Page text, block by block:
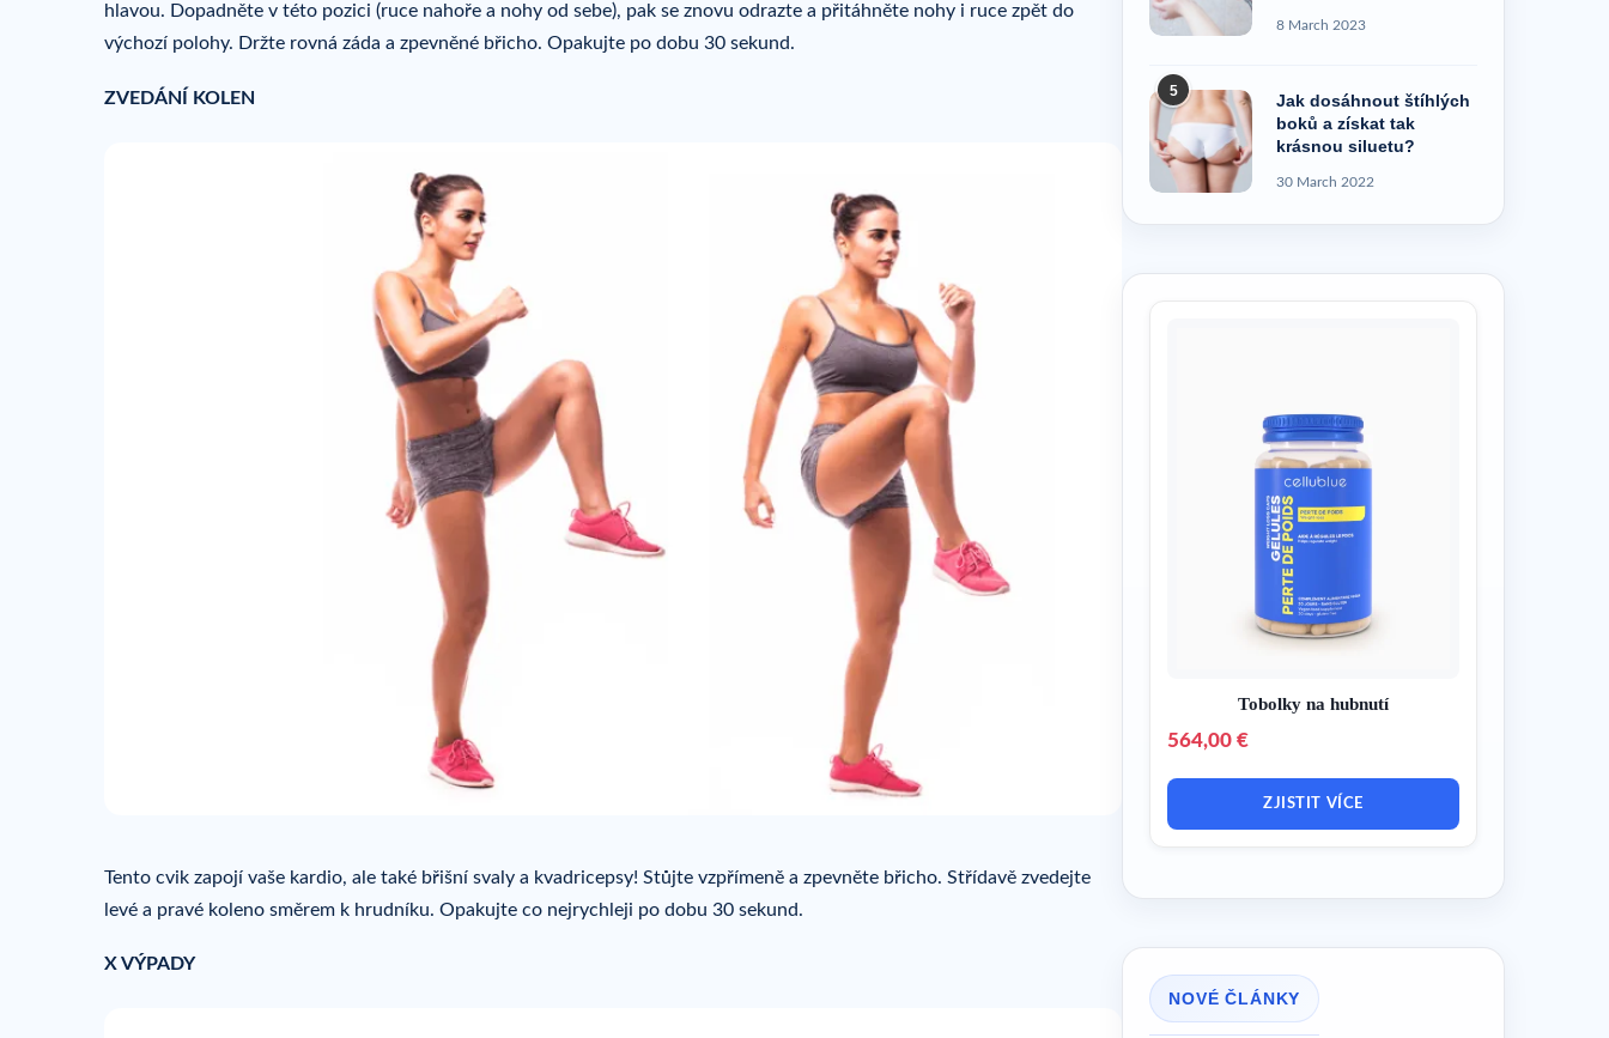
hlavou. Dopadněte v této pozici (ruce nahoře a nohy od sebe), pak se znovu odrazte a přitáhněte nohy i ruce zpět do
výchozí polohy. Držte rovná záda a zpevněné břicho. Opakujte po dobu 30 sekund.
ZVEDÁNÍ KOLEN
Tento cvik zapojí vaše kardio, ale také břišní svaly a kvadricepsy! Stůjte vzpřímeně a zpevněte břicho. Střídavě zvedejte
levé a pravé koleno směrem k hrudníku. Opakujte co nejrychleji po dobu 30 sekund.
X VÝPADY
8 March 2023
5
Jak dosáhnout štíhlých
boků a získat tak
krásnou siluetu?
30 March 2022
Tobolky na hubnutí
564,00 €
ZJISTIT VÍCE
NOVÉ ČLÁNKY